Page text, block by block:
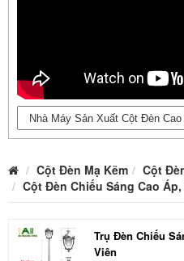
Cột Đèn Mạ Kẽm
Cột
Cột Đèn Chiếu Sáng Cao
Trụ Đèn Chiếu
Viên